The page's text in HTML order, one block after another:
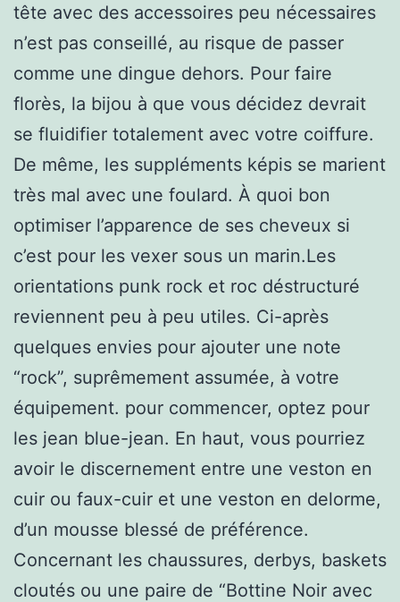
tête avec des accessoires peu nécessaires
n’est pas conseillé, au risque de passer
comme une dingue dehors. Pour faire
florès, la bijou à que vous décidez devrait
se fluidifier totalement avec votre coiffure.
De même, les suppléments képis se marient
très mal avec une foulard. À quoi bon
optimiser l’apparence de ses cheveux si
c’est pour les vexer sous un marin.Les
orientations punk rock et roc déstructuré
reviennent peu à peu utiles. Ci-après
quelques envies pour ajouter une note
“rock”, suprêmement assumée, à votre
équipement. pour commencer, optez pour
les jean blue-jean. En haut, vous pourriez
avoir le discernement entre une veston en
cuir ou faux-cuir et une veston en delorme,
d’un mousse blessé de préférence.
Concernant les chaussures, derbys, baskets
cloutés ou une paire de “Bottine Noir avec